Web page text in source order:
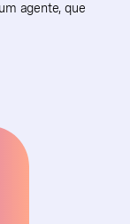
agente, que